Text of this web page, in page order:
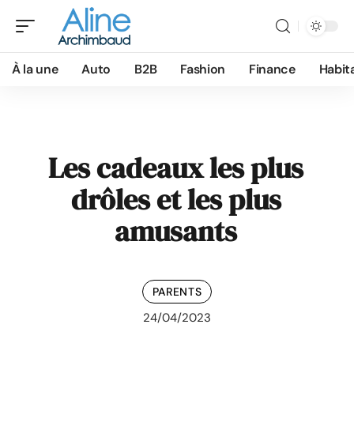
À la une Auto B2B Fashion Finance
Les cadeaux les plus
drôles et les plus
amusants
PARENTS
24/04/2023